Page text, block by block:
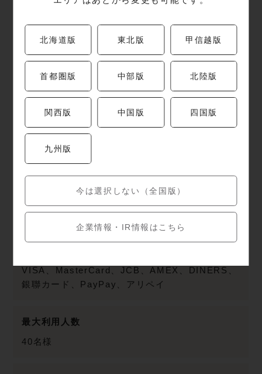
北海道版 東北版 甲信越版
首都圏版 中部版 北陸版
関西版 中国版 四国版
九州版
今は選択しない（全国版）
企業情報・IR情報はこちら
【平日】
昼 11:00～15:30(L.O.14:30)
夜 17:00～21:30(L.O.20:30)
【土日祝】
夜 17:00～22:00(L.O.21:00)
定休日
年末年始
有り
VISA、MasterCard、JCB、AMEX、DINERS、
銀聯カード、PayPay、アリペイ
最大利用人数
40名様